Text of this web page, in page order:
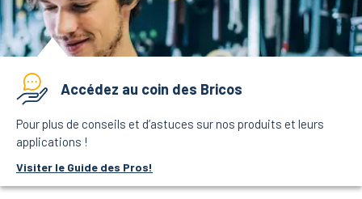
Accédez au coin des Bricos
Pour plus de conseils et d’astuces sur nos produits et leurs
applications !
Visiter le Guide des Pros!